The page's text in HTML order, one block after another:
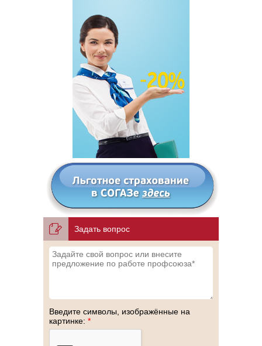
Задать вопрос
Введите символы, изображённые на
картинке: *